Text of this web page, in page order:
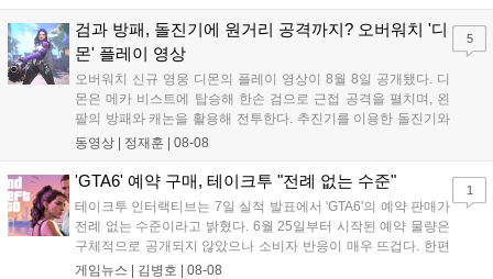
하는 몰입감 있는 서사와 조합을 구현하며 시리즈의 미래를 향한
새로운 가능성을 제시했다....
검과 방패, 돌진기에 원거리 공격까지? 오버워치 '디
몬' 플레이 영상
오버워치 신규 영웅 디몬의 플레이 영상이 8월 8일 공개됐다. 디
몬은 메카 비스트에 탑승해 한손 검으로 근접 공격을 펼치며, 왼
팔의 방패와 캐논을 활용해 전투한다. 추진기를 이용한 돌진기와
참격 형태의 궁극기를 보유했고, 메카 파괴 시 맨몸으로 기관총을
산의 영웅들 업데이트를 통해 정식 출시될 예정이다....
동영상 | 정재훈 | 08-08
5
'GTA6' 예약 구매, 테이크투 "전례 없는 수준"
테이크투 인터랙티브는 7일 실적 발표에서 'GTA6'의 예약 판매가
전례 없는 수준이라고 밝혔다. 6월 25일부터 시작된 예약 물량은
구체적으로 공개되지 않았으나 소비자 반응이 매우 뜨겁다. 한편
11월 19일 PS5와 Xbox 시리즈 X|S로 정식 출시될 예정이며, 록
게임뉴스 | 김병호 | 08-08
1